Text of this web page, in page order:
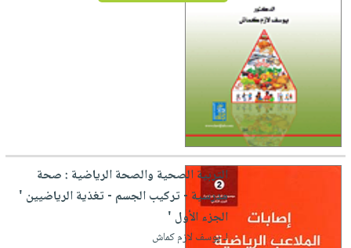
التربية الصحية والصحة الرياضية : صحة
مدرسية - تركيب الجسم - تغذية الرياضيين '
الجزء الأول '
لـ يوسف لازم كماش